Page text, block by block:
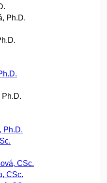
Ph.D.
Ph.D.
CSc.
CSc.